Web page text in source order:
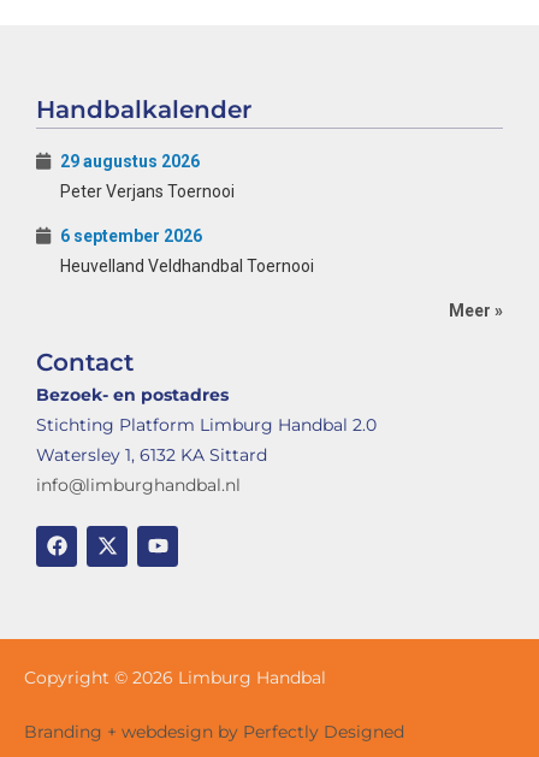
Handbalkalender
29 augustus 2026
Peter Verjans Toernooi
6 september 2026
Heuvelland Veldhandbal Toernooi
Meer »
Contact
Bezoek- en postadres
Stichting Platform Limburg Handbal 2.0
Watersley 1, 6132 KA Sittard
info@limburghandbal.nl
Copyright © 2026 Limburg Handbal
Branding + webdesign by Perfectly Designed